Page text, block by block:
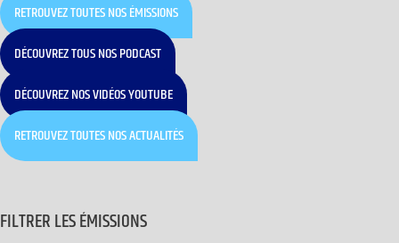
RETROUVEZ TOUTES NOS ÉMISSIONS
DÉCOUVREZ TOUS NOS PODCAST
DÉCOUVREZ NOS VIDÉOS YOUTUBE
RETROUVEZ TOUTES NOS ACTUALITÉS
FILTRER LES ÉMISSIONS